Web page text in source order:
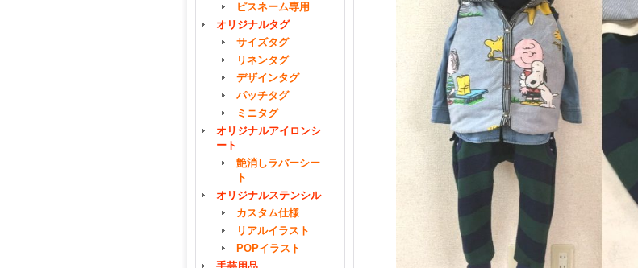
ピスネーム専用
オリジナルタグ
サイズタグ
リネンタグ
デザインタグ
パッチタグ
ミニタグ
オリジナルアイロンシ
ート
艶消しラバーシー
ト
オリジナルステンシル
カスタム仕様
リアルイラスト
POPイラスト